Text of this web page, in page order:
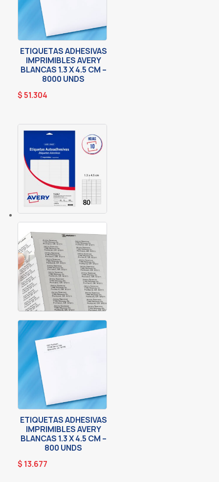
ETIQUETAS ADHESIVAS
IMPRIMIBLES AVERY
BLANCAS 1.3 X 4.5 CM –
8000 UNDS
$51.304
ETIQUETAS ADHESIVAS
IMPRIMIBLES AVERY
BLANCAS 1.3 X 4.5 CM –
800 UNDS
$ 13.677